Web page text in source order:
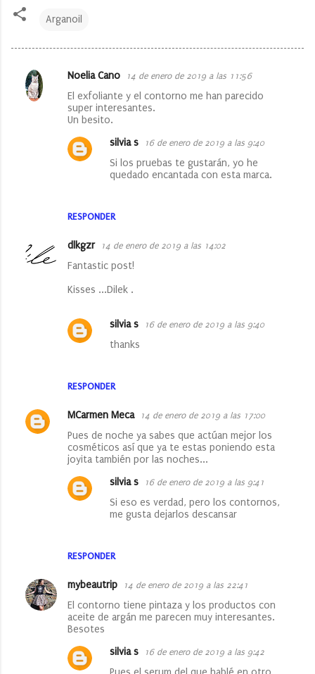
Arganoil
C
o
o
Noelia Cano 14 de enero de 2019 a las 11:56
El exfoliante y el contorno me han parecido
super interesantes.
Un besito.
RESPONDER
silvia s 16 de enero de 2019 a las 9:40
Si los pruebas te gustarán, yo he
quedado encantada con esta marca.
dlkgzr 14 de enero de 2019 a las 14:02
Fantastic post!
Kisses ...Dilek .
RESPONDER
silvia s 16 de enero de 2019 a las 9:40
thanks
MCarmen Meca 14 de enero de 2019 a las 17:00
Pues de noche ya sabes que actúan mejor los
cosméticos así que ya te estas poniendo esta
joyita también por las noches...
RESPONDER
silvia s 16 de enero de 2019 a las 9:41
Si eso es verdad, pero los contornos,
me gusta dejarlos descansar
mybeautrip 14 de enero de 2019 a las 22:41
El contorno tiene pintaza y los productos con
aceite de argán me parecen muy interesantes.
Besotes
silvia s 16 de enero de 2019 a las 9:42